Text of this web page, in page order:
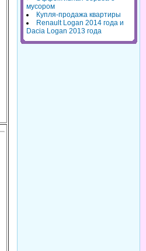
мусором
Купля-продажа квартиры
Renault Logan 2014 года и
Dacia Logan 2013 года